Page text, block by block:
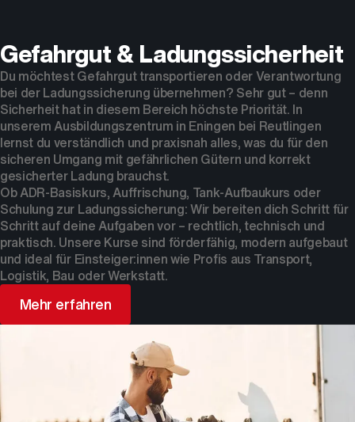
Gefahrgut & Ladungssicherheit
Du möchtest Gefahrgut transportieren oder Verantwortung
bei der Ladungssicherung übernehmen? Sehr gut – denn
Sicherheit hat in diesem Bereich höchste Priorität. In
unserem Ausbildungszentrum in Eningen bei Reutlingen
lernst du verständlich und praxisnah alles, was du für den
sicheren Umgang mit gefährlichen Gütern und korrekt
gesicherter Ladung brauchst.
Ob ADR-Basiskurs, Auffrischung, Tank-Aufbaukurs oder
Schulung zur Ladungssicherung: Wir bereiten dich Schritt für
Schritt auf deine Aufgaben vor – rechtlich, technisch und
praktisch. Unsere Kurse sind förderfähig, modern aufgebaut
und ideal für Einsteiger:innen wie Profis aus Transport,
Logistik, Bau oder Werkstatt.
Mehr erfahren